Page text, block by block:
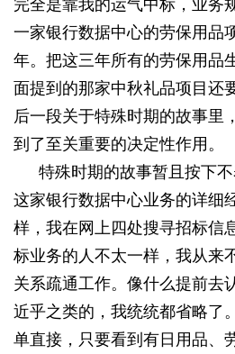
完全是靠我的运气中标，业务
一家银行数据中心的劳保用品
年。把这三年所有的劳保用品
面提到的那家中秋礼品项目还
后一段关于特殊时期的故事里
到了至关重要的决定性作用。
特殊时期的故事暂且按下
这家银行数据中心业务的详细
样，我在网上四处搜寻招标信
标业务的人不太一样，我从来
关系疏通工作。像什么提前去
近乎之类的，我统统都省略了
单直接，只要看到有日用品、